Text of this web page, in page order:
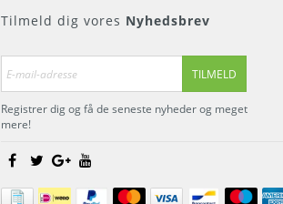
Tilmeld dig vores Nyhedsbrev
TILMELD
Registrer dig og få de seneste nyheder og meget
mere!